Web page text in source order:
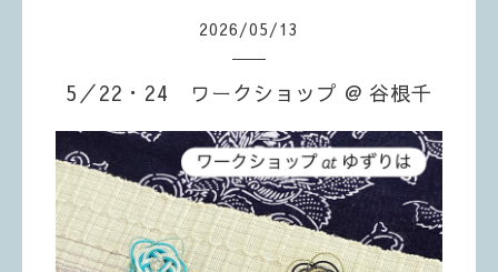
2026/05/13
5／22・24 ワークショップ @ 谷根千